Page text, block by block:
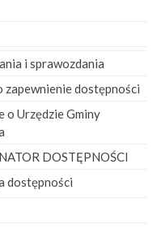
i sprawozdania
zapewnienie dostępności
o Urzędzie Gminy
DOSTĘPNOŚCI
dostępności